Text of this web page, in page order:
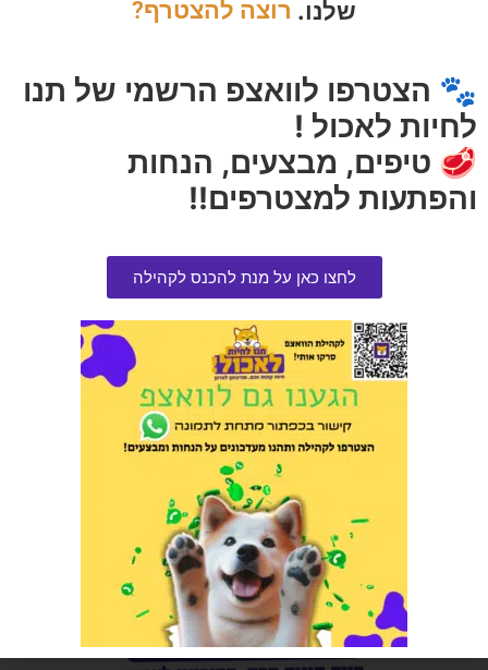
שמפו אמיתי קוטל פרעושים 500
סמ"ק 1 יחידה
הרוויחו 1.75 נקודות ⭐
₪35.00
אזל המלאי
חול מתגבש אייקט 10 קג
65.00
הוספה לסל
שלנו. רוצה להצטרף?
🐾 הצטרפו לוואצפ הרשמי של תנו
לחיות לאכול !
🥩 טיפים, מבצעים, הנחות
והפתעות למצטרפים!!
לחצו כאן על מנת להכנס לקהילה